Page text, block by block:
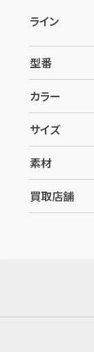
ライン
型番
カラー
サイズ
素材
買取店舗